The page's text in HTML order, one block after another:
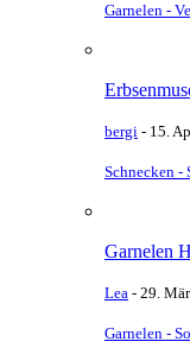
Garnelen -
bergi - 15.
Schnecken -
Garnelen
Lea - 29.
Garnelen -